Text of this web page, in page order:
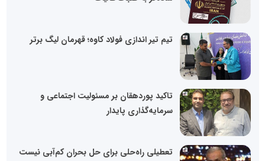
تیم تیر اندازی فولاد کاوه؛ قهرمان لیگ برتر
تاکید پوردهقان بر مسئولیت اجتماعی و
سرمایه‌گذاری پایدار
تعطیلی راه‌حلی برای حل بحران کم‌آبی نیست